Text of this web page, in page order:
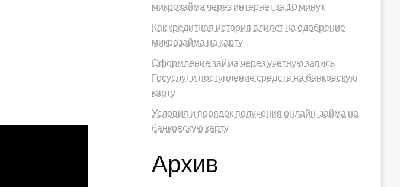
микрозайма через интернет за 10 минут
Как кредитная история влияет на одобрение
микрозайма на карту
Оформление займа через учётную запись
Госуслуг и поступление средств на банковскую
карту
Условия и порядок получения онлайн-займа на
банковскую карту
Архив